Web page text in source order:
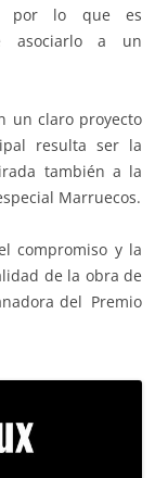
por lo que es
asociarlo a un
un claro proyecto
resulta ser la
también a la
Marruecos.
compromiso y la
de la obra de
del Premio